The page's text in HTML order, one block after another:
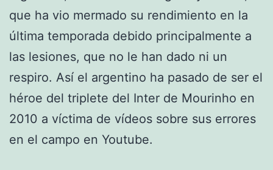
que ha vio mermado su rendimiento en la
última temporada debido principalmente a
las lesiones, que no le han dado ni un
respiro. Así el argentino ha pasado de ser el
héroe del triplete del Inter de Mourinho en
2010 a víctima de vídeos sobre sus errores
en el campo en Youtube.